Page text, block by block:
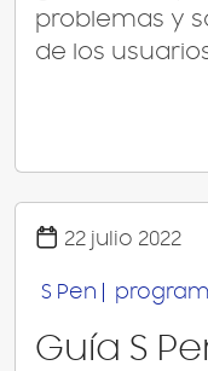
problemas y
de los
22 julio 2022
S Pen
Guía S